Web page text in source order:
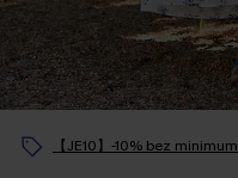
【JE10】-10% bez minimum